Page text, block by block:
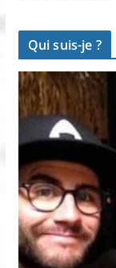
Qui suis-je ?